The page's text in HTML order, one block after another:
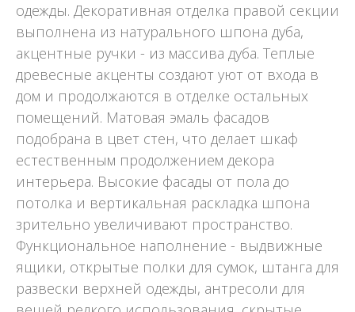
одежды. Декоративная отделка правой секции
выполнена из натурального шпона дуба,
акцентные ручки - из массива дуба. Теплые
древесные акценты создают уют от входа в
дом и продолжаются в отделке остальных
помещений. Матовая эмаль фасадов
подобрана в цвет стен, что делает шкаф
естественным продолжением декора
интерьера. Высокие фасады от пола до
потолка и вертикальная раскладка шпона
зрительно увеличивают пространство.
Функциональное наполнение - выдвижные
ящики, открытые полки для сумок, штанга для
развески верхней одежды, антресоли для